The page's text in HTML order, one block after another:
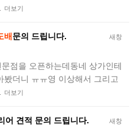
더보기
새창
배 문의 드립니다.
점을 오픈하는데동네 상가인테
봤더니 ㅠㅠ영 이상해서 그리고
더보기
새창
어 견적 문의 드립니다.